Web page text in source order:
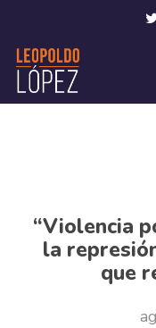
main
content
“Violencia
la
que